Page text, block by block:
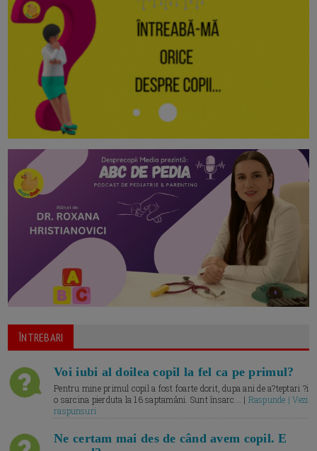
ÎNTREBARI
Voi iubi al doilea copil la fel ca pe primul?
Pentru mine primul copil a fost foarte dorit, dupa ani de a?teptari ?i
o sarcina pierduta la 16 saptamâni. Sunt însarc... | Raspunde | Vezi
raspunsuri
Ne certam mai des de când avem copil. E